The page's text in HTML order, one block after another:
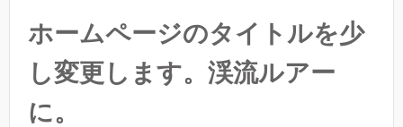
ホームページのタイトルを少
し変更します。渓流ルアー
に。